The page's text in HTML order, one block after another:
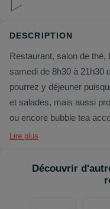
DESCRIPTION
Restaurant, salon de thé,
samedi de 8h30 à 21h30
pourrez y déjeuner
et salades, mais aussi
ou encore bubble tea
courses. Chez Bon
Lire plus
Découvrir